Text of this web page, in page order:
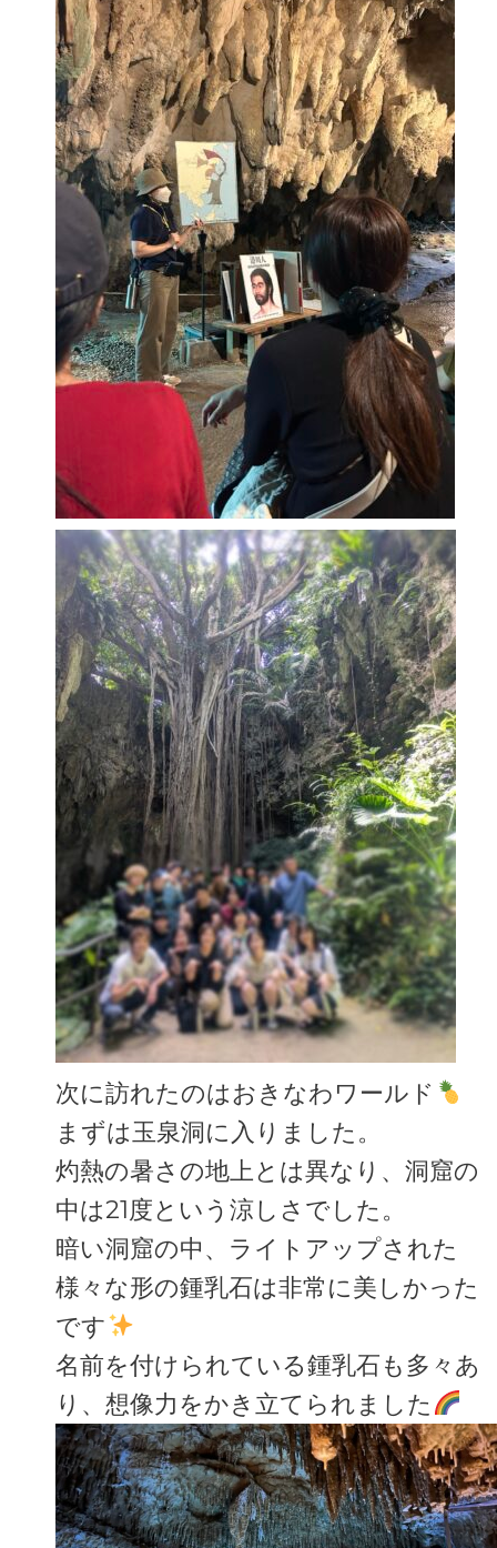
次に訪れたのはおきなわワールド
まずは玉泉洞に入りました。
灼熱の暑さの地上とは異なり、洞窟の
中は21度という涼しさでした。
暗い洞窟の中、ライトアップされた
様々な形の鍾乳石は非常に美しかった
です
名前を付けられている鍾乳石も多々あ
り、想像力をかき立てられました